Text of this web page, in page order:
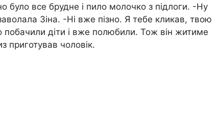
було все брудне і пило молочко з підлоги. -Ну
Зіна. -Ні вже пізно. Я тебе кликав, твою
побачили діти і вже полюбили. Тож він житиме
приготував чоловік.